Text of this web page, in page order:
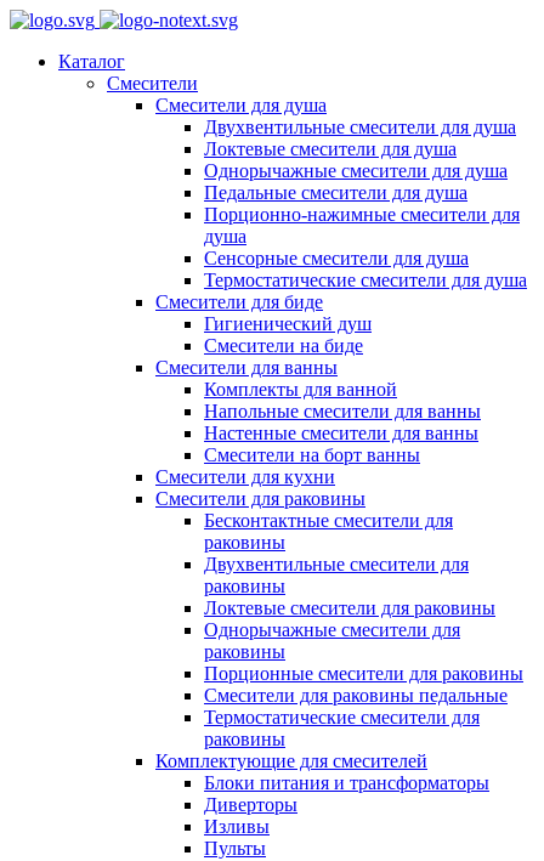
Каталог
Смесители
Смесители для душа
Двухвентильные смесители для душа
Локтевые смесители для душа
Однорычажные смесители для душа
Педальные смесители для душа
Порционно-нажимные смесители для
душа
Сенсорные смесители для душа
Термостатические смесители для душа
Смесители для биде
Гигиенический душ
Смесители на биде
Смесители для ванны
Комплекты для ванной
Напольные смесители для ванны
Настенные смесители для ванны
Смесители на борт ванны
Смесители для кухни
Смесители для раковины
Бесконтактные смесители для
раковины
Двухвентильные смесители для
раковины
Локтевые смесители для раковины
Однорычажные смесители для
раковины
Порционные смесители для раковины
Смесители для раковины педальные
Термостатические смесители для
раковины
Комплектующие для смесителей
Блоки питания и трансформаторы
Диверторы
Изливы
Пульты